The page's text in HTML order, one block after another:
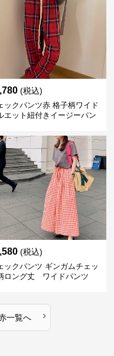
(税込)
ックパンツ赤 格子柄ワイド
エット紐付きイージーパン
(税込)
ックパンツ ギンガムチェッ
ロング丈 ワイドパンツ
一覧へ ›